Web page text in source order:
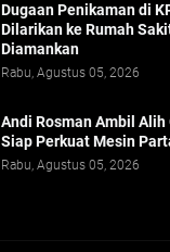
Dugaan Penikaman di
Dilarikan ke Rumah
Diamankan
Rabu, Agustus 05, 2026
Andi Rosman Ambil Alih
Siap Perkuat Mesin
Rabu, Agustus 05, 2026